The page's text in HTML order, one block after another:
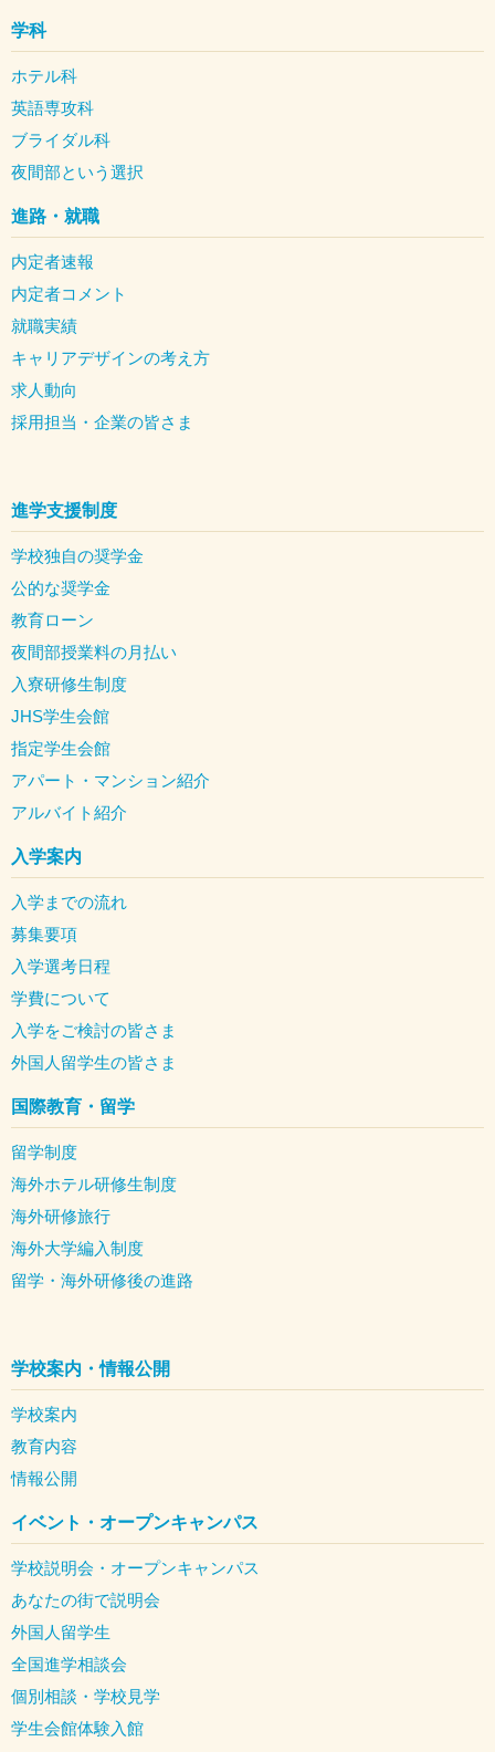
学科
ホテル科
英語専攻科
ブライダル科
夜間部という選択
進路・就職
内定者速報
内定者コメント
就職実績
キャリアデザインの考え方
求人動向
採用担当・企業の皆さま
進学支援制度
学校独自の奨学金
公的な奨学金
教育ローン
夜間部授業料の月払い
入寮研修生制度
JHS学生会館
指定学生会館
アパート・マンション紹介
アルバイト紹介
入学案内
入学までの流れ
募集要項
入学選考日程
学費について
入学をご検討の皆さま
外国人留学生の皆さま
国際教育・留学
留学制度
海外ホテル研修生制度
海外研修旅行
海外大学編入制度
留学・海外研修後の進路
学校案内・情報公開
学校案内
教育内容
情報公開
イベント・オープンキャンパス
学校説明会・オープンキャンパス
あなたの街で説明会
外国人留学生
全国進学相談会
個別相談・学校見学
学生会館体験入館